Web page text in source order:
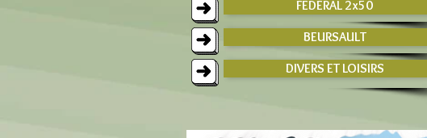
FEDERAL 2x50
BEURSAULT
DIVERS ET LOISIRS